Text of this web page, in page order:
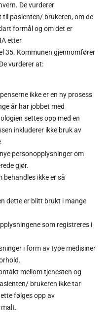
De vurderer
til pasienten/ brukeren, om de
formål og om det er
etter
35. Kommunen gjennomfører
vurderer at:
ikke er en ny prosess
år har jobbet med
settes opp med en
inkluderer ikke bruk av
personopplysninger om
gjør.
behandles ikke er så
dette er blitt brukt i mange
som registreres i
i form av type medisiner
mellom tjenesten og
brukeren ikke tar
følges opp av